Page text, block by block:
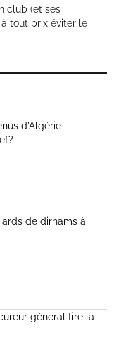
club (et ses
tout prix éviter le
d’Algérie
de dirhams à
général tire la